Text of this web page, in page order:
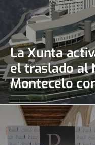
La Xunta
el traslado al
Montecelo
690.000